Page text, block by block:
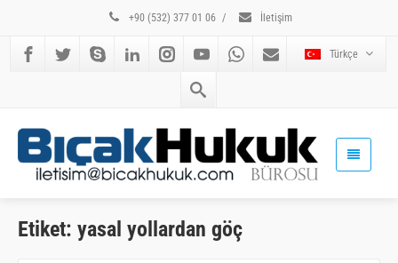
+90 (532) 377 01 06 / İletişim
Türkçe
Etiket: yasal yollardan göç